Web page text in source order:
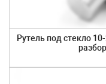
Рутель под стекло